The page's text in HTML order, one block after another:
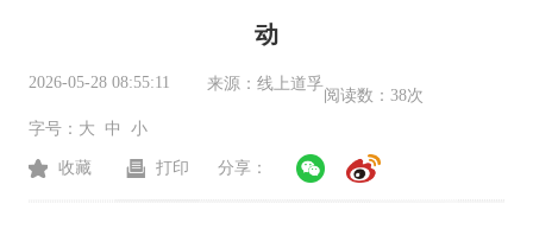
动
2026-05-28 08:55:11 来源： 线上道孚
阅读数： 38次
字号： 大 中 小
收藏 打印 分享：